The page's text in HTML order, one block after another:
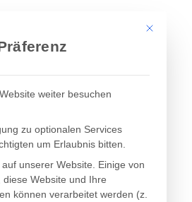
Mit diesem
weiter besuchen
zu optionalen Services
um Erlaubnis bitten.
unserer Website. Einige von
Website und Ihre
können verarbeitet werden (z.